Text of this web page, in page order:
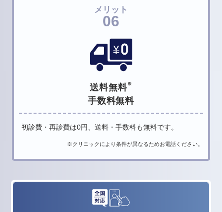
メリット
06
送料無料※
手数料無料
初診費・再診費は0円、送料・手数料も無料です。
※クリニックにより条件が異なるためお電話ください。